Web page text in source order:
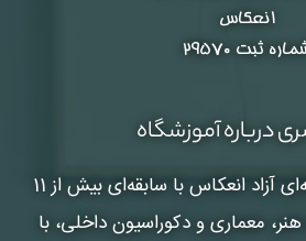
انعکاس
ثبت ۲۹۵۷۰
درباره آموزشگاه
آزاد انعکاس
با سابقه‌ای بیش از 11
معماری و دکوراسیون داخلی، با